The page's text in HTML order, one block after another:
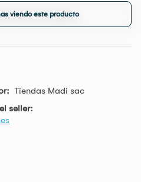
viendo este producto
Tiendas Madi sac
seller: